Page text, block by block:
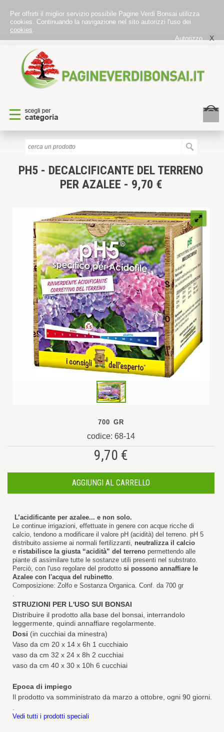
Per offrirti il miglior servizio possibile Pagine Verdi Bonsai utilizza
cookies. Continuando la navigazione nel sito autorizzi l'uso dei
cookies.
Autorizzo
X
PH5 - DECALCIFICANTE DEL TERRENO
PER AZALEE - 9,70 €
700 GR
codice: 68-14
9,70 €
AGGIUNGI AL CARRELLO
L’acidificante per azalee... e non solo.
Le continue irrigazioni, effettuate in genere con acque ricche di
calcio, tendono a modificare il valore pH (acidità) del terreno. pH 5
distribuito assieme ai normali fertilizzanti, neutralizza il calcio
e ristabilisce la giusta “acidità” del terreno permettendo alle
piante di assimilare tutte le sostanze utili presenti nel substrato.
Perciò, con l'uso regolare del prodotto si possono annaffiare le
Azalee con l'acqua del rubinetto.
Composizione: Zolfo e Sostanza Organica. Conf. da 700 gr
STRUZIONI PER L'USO SUI BONSAI
Distribuire il prodotto alla base del bonsai, interrandolo
leggermente, quindi annaffiare regolarmente.
Dosi (in cucchiai da minestra)
Vaso da cm 20 x 14 x 6h 1 cucchiaio
vaso da cm 32 x 24 x 8h 2 cucchiai
vaso da cm 40 x 30 x 10h 6 cucchiai
Epoca di impiego
Il prodotto va somministrato da marzo a ottobre, ogni 90 giorni.
Vedi tutti i prodotti speciali